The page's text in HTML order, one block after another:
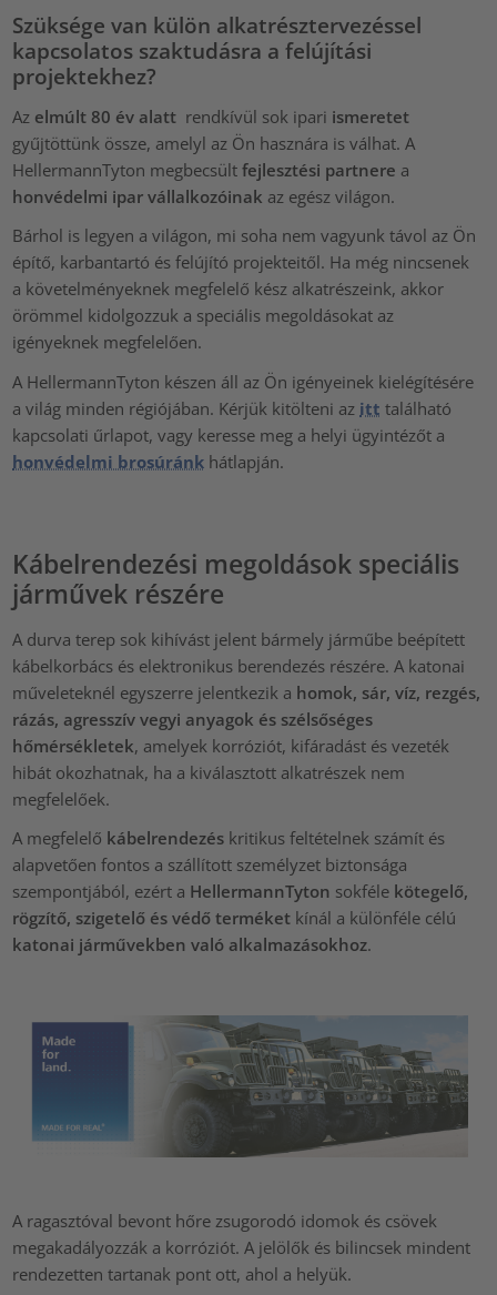
Szüksége van külön alkatrésztervezéssel
kapcsolatos szaktudásra a felújítási
projektekhez?
Az elmúlt 80 év alatt rendkívül sok ipari ismeretet
gyűjtöttünk össze, amelyl az Ön hasznára is válhat. A
HellermannTyton megbecsültfejlesztési partnere a
honvédelmi ipar vállalkozóinak az egész világon.
Bárhol is legyen a világon, mi soha nem vagyunk távol az Ön
építő, karbantartó és felújító projekteitől. Ha még nincsenek
a követelményeknek megfelelő kész alkatrészeink, akkor
örömmel kidolgozzuk a speciális megoldásokat az
igényeknek megfelelően.
A HellermannTyton készen áll az Ön igényeinek kielégítésére
a világ minden régiójában. Kérjük kitölteni az itt található
kapcsolati űrlapot, vagy keresse meg a helyi ügyintézőt a
honvédelmi brosúránk hátlapján.
Kábelrendezési megoldások speciális
járművek részére
A durva terep sok kihívást jelent bármely járműbe beépített
kábelkorbács és elektronikus berendezés részére. A katonai
műveleteknél egyszerre jelentkezik a homok, sár, víz, rezgés,
rázás, agresszív vegyi anyagok és szélsőséges
hőmérsékletek, amelyek korróziót, kifáradást és vezeték
hibát okozhatnak, ha a kiválasztott alkatrészek nem
megfelelőek.
A megfelelő kábelrendezés kritikus feltételnek számít és
alapvetően fontos a szállított személyzet biztonsága
szempontjából, ezért a HellermannTyton sokféle kötegelő,
rögzítő, szigetelő és védő terméket kínál a különféle célú
katonai járművekben való alkalmazásokhoz.
A ragasztóval bevont hőre zsugorodó idomok és csövek
megakadályozzák a korróziót. A jelölők és bilincsek mindent
rendezetten tartanak pont ott, ahol a helyük.